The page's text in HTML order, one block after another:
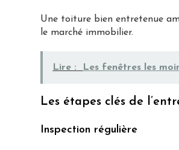
Une toiture bien entretenue
le marché immobilier.
Lire : Les fenêtres les
Les étapes clés de
Inspection régulière